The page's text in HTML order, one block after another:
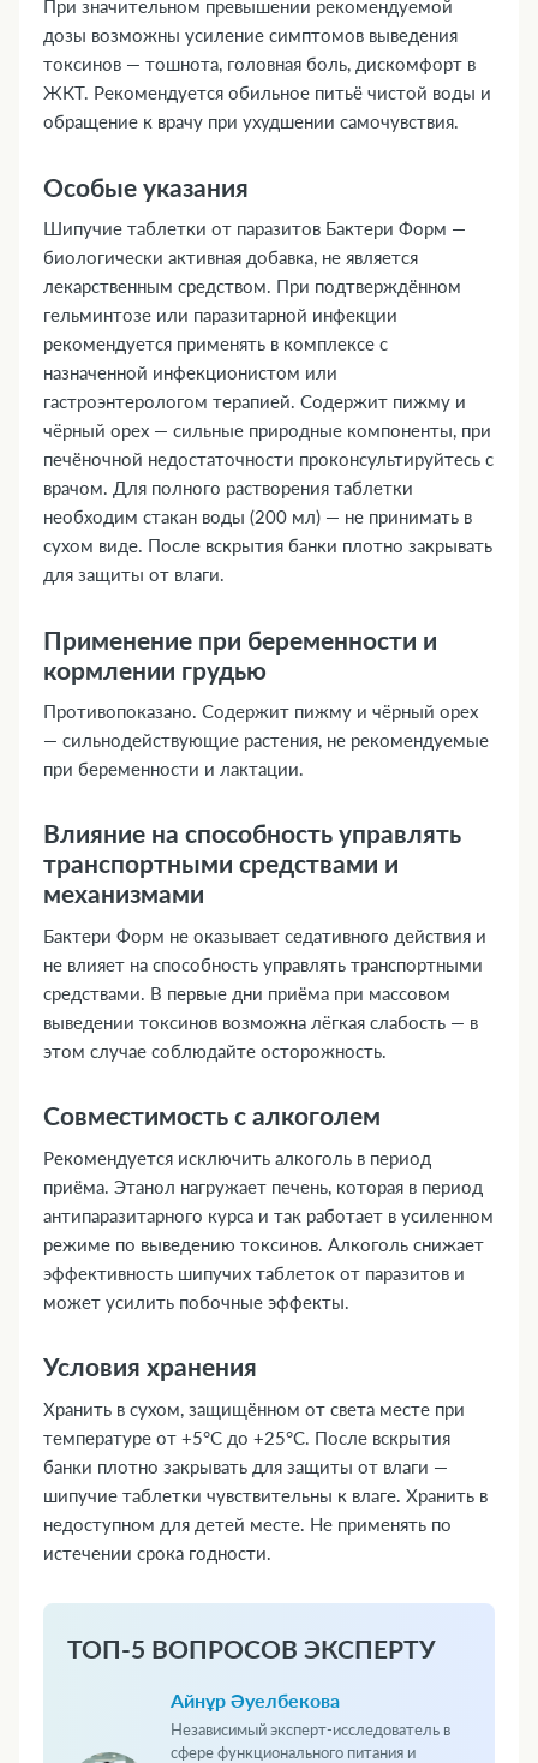
При значительном превышении рекомендуемой
дозы возможны усиление симптомов выведения
токсинов — тошнота, головная боль, дискомфорт в
ЖКТ. Рекомендуется обильное питьё чистой воды и
обращение к врачу при ухудшении самочувствия.
Особые указания
Шипучие таблетки от паразитов Бактери Форм —
биологически активная добавка, не является
лекарственным средством. При подтверждённом
гельминтозе или паразитарной инфекции
рекомендуется применять в комплексе с
назначенной инфекционистом или
гастроэнтерологом терапией. Содержит пижму и
чёрный орех — сильные природные компоненты, при
печёночной недостаточности проконсультируйтесь с
врачом. Для полного растворения таблетки
необходим стакан воды (200 мл) — не принимать в
сухом виде. После вскрытия банки плотно закрывать
для защиты от влаги.
Применение при беременности и
кормлении грудью
Противопоказано. Содержит пижму и чёрный орех
— сильнодействующие растения, не рекомендуемые
при беременности и лактации.
Влияние на способность управлять
транспортными средствами и
механизмами
Бактери Форм не оказывает седативного действия и
не влияет на способность управлять транспортными
средствами. В первые дни приёма при массовом
выведении токсинов возможна лёгкая слабость — в
этом случае соблюдайте осторожность.
Совместимость с алкоголем
Рекомендуется исключить алкоголь в период
приёма. Этанол нагружает печень, которая в период
антипаразитарного курса и так работает в усиленном
режиме по выведению токсинов. Алкоголь снижает
эффективность шипучих таблеток от паразитов и
может усилить побочные эффекты.
Условия хранения
Хранить в сухом, защищённом от света месте при
температуре от +5°C до +25°C. После вскрытия
банки плотно закрывать для защиты от влаги —
шипучие таблетки чувствительны к влаге. Хранить в
недоступном для детей месте. Не применять по
истечении срока годности.
ТОП-5 ВОПРОСОВ ЭКСПЕРТУ
Айнұр Әуелбекова
Независимый эксперт-исследователь в
сфере функционального питания и